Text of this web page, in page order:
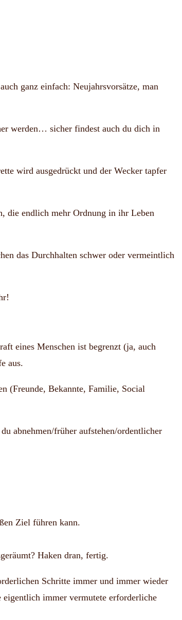
ganz einfach: Neujahrsvorsätze, man
werden… sicher findest auch du dich in
wird ausgedrückt und der Wecker tapfer
die endlich mehr Ordnung in ihr Leben
das Durchhalten schwer oder vermeintlich
eines Menschen ist begrenzt (ja, auch
aus.
(Freunde, Bekannte, Familie, Social
abnehmen/früher aufstehen/ordentlicher
Ziel führen kann.
Haken dran, fertig.
Schritte immer und immer wieder
eigentlich immer vermutete erforderliche